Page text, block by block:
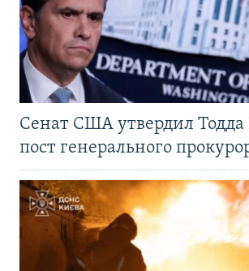
Сенат США утвердил
пост генерального